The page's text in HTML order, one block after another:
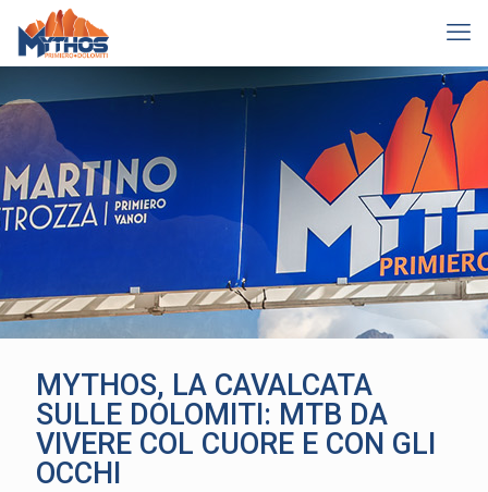
MYTHOS, LA CAVALCATA
SULLE DOLOMITI: MTB DA
VIVERE COL CUORE E CON GLI
OCCHI